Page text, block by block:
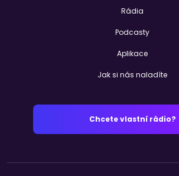
Rádia
Podcasty
Aplikace
Jak si nás naladíte
Chcete vlastní rádio?